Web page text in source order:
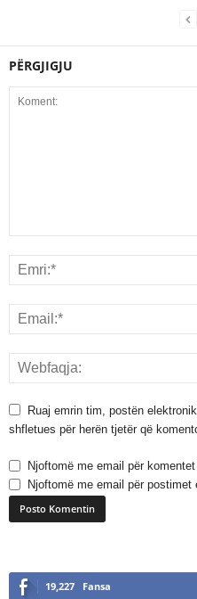
PËRGJIGJU
Ruaj emrin tim, postën
shfletues për herën tjetër që
Njoftomë me email për
Njoftomë me email për postimet
l
19,227 Fansa